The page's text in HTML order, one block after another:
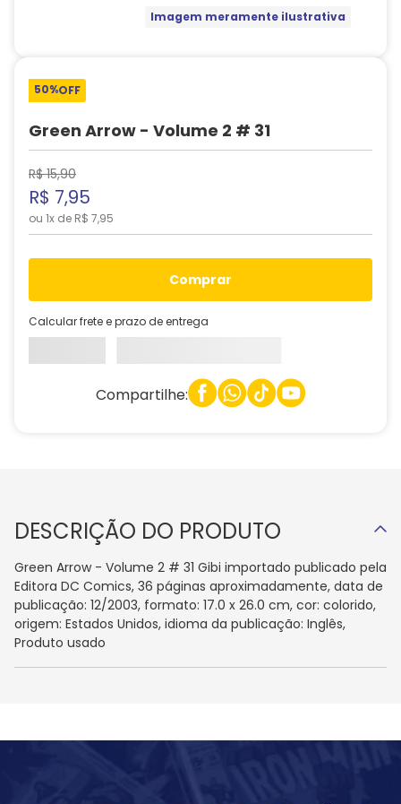
Imagem meramente ilustrativa
50%OFF
Green Arrow - Volume 2 # 31
R$ 15,90
R$ 7,95
ou 1x de R$ 7,95
comprar
Calcular frete e prazo de entrega
Compartilhe:
DESCRIÇÃO DO PRODUTO
Green Arrow - Volume 2 # 31 Gibi importado publicado pela
Editora DC Comics, 36 páginas aproximadamente, data de
publicação: 12/2003, formato: 17.0 x 26.0 cm, cor: colorido,
origem: Estados Unidos, idioma da publicação: Inglês,
Produto usado